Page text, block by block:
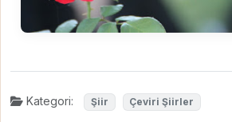
Kategori: Şiir Çeviri Şiirler